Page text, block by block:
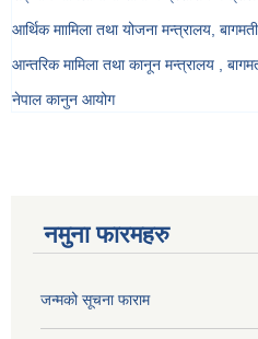
आर्थिक माामिला तथा योजना मन्त्रालय,
आन्तरिक मामिला तथा कानून मन्त्रालय ,
नेपाल कानुन आयोग
नमुना फारमहरु
जन्मको सूचना फाराम